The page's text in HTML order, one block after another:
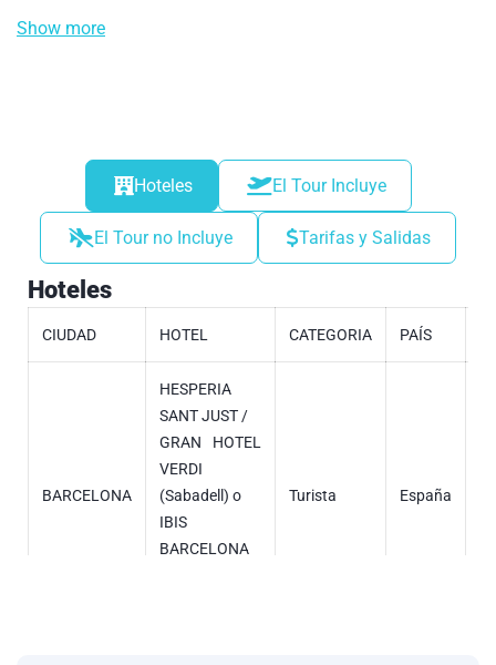
Show more
Hoteles El Tour Incluye
El Tour no Incluye Tarifas y Salidas
Hoteles
CIUDAD HOTEL CATEGORIA PAÍS
BARCELONA
HESPERIA
SANT JUST /
GRAN HOTEL
VERDI
(Sabadell) o
IBIS
BARCELONA
Turista España